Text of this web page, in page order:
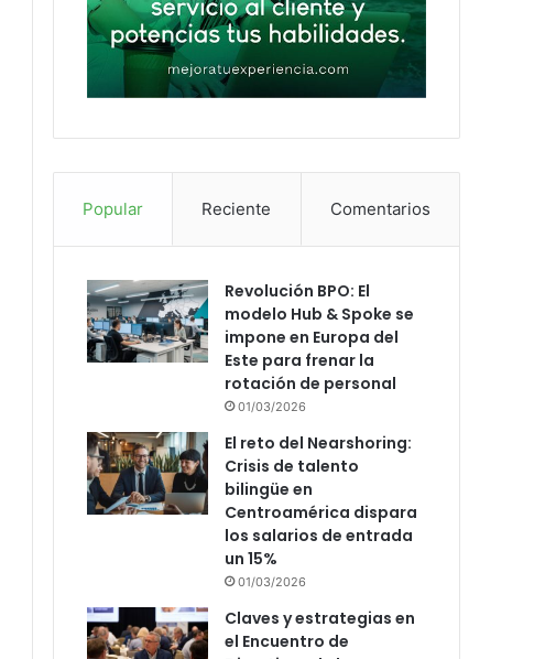
Popular Reciente Comentarios
Revolución BPO: El
modelo Hub & Spoke se
impone en Europa del
Este para frenar la
rotación de personal
01/03/2026
El reto del Nearshoring:
Crisis de talento
bilingüe en
Centroamérica dispara
los salarios de entrada
un 15%
01/03/2026
Claves y estrategias en
el Encuentro de